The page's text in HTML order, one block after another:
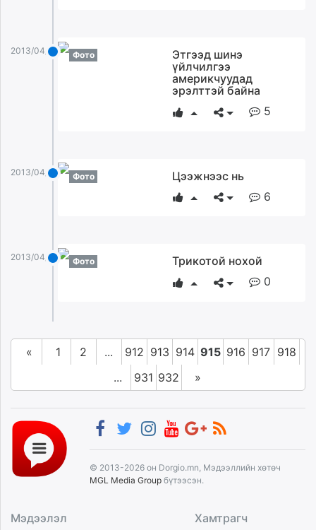
2013/04/09 Фото
Этгээд шинэ
үйлчилгээ
америкчуудад
эрэлттэй байна
5
2013/04/09 Фото
Цээжнээс нь
6
2013/04/09 Фото
Трикотой нохой
0
« 1 2 ... 912 913 914 915 916 917 918
...
931 932 »
© 2013-2026 он Dorgio.mn, Мэдээллийн хөтөч
MGL Media Group бүтээсэн.
Мэдээлэл Хамтрагч